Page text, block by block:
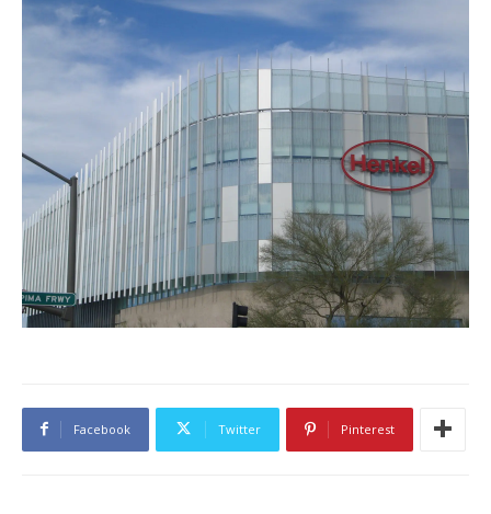
Facebook Twitter Pinterest